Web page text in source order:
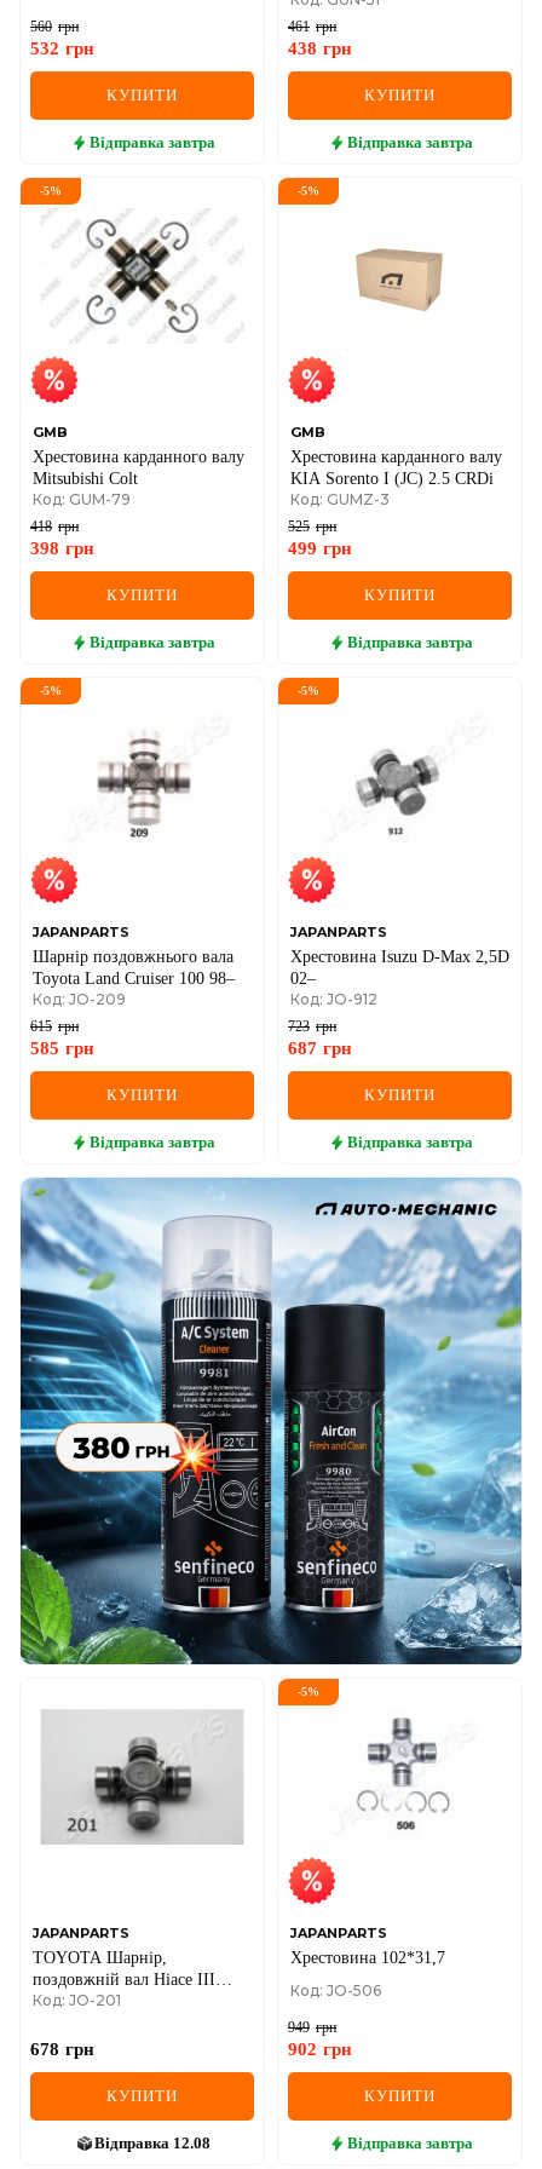
560 грн
532 грн
КУПИТИ
Відправка завтра
461 грн
438 грн
КУПИТИ
Відправка завтра
-5%
GMB
Хрестовина карданного валу
Mitsubishi Colt
Код: GUM-79
418 грн
398 грн
КУПИТИ
Відправка завтра
-5%
GMB
Хрестовина карданного валу
KIA Sorento I (JC) 2.5 CRDi
Код: GUMZ-3
525 грн
499 грн
КУПИТИ
Відправка завтра
-5%
JAPANPARTS
Шарнір поздовжнього вала
Toyota Land Cruiser 100 98–
Код: JO-209
615 грн
585 грн
КУПИТИ
Відправка завтра
-5%
JAPANPARTS
Хрестовина Isuzu D-Max 2,5D
02–
Код: JO-912
723 грн
687 грн
КУПИТИ
Відправка завтра
JAPANPARTS
TOYOTA Шарнір,
поздовжній вал Hiace III
80*26*53.5
Код: JO-201
678 грн
КУПИТИ
Відправка 12.08
-5%
JAPANPARTS
Хрестовина 102*31,7
Код: JO-506
949 грн
902 грн
КУПИТИ
Відправка завтра